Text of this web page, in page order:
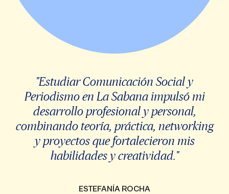
"Estudiar Comunicación Social y
Periodismo en La Sabana impulsó mi
desarrollo profesional y personal,
combinando teoría, práctica, networking
y proyectos que fortalecieron mis
habilidades y creatividad."
ESTEFANÍA ROCHA